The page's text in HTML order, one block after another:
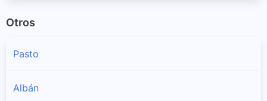
Otros
Pasto
Albán